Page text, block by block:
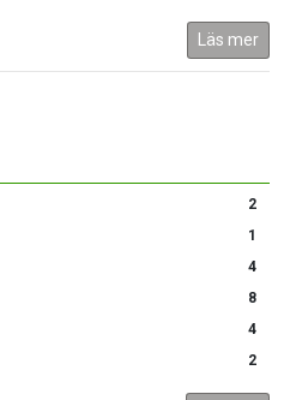
2
1
4
8
4
2
Läs mer